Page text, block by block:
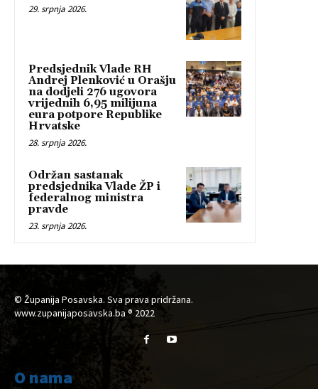
29. srpnja 2026.
Predsjednik Vlade RH
Andrej Plenković u Orašju
na dodjeli 276 ugovora
vrijednih 6,95 milijuna
eura potpore Republike
Hrvatske
28. srpnja 2026.
Održan sastanak
predsjednika Vlade ŽP i
federalnog ministra
pravde
23. srpnja 2026.
© Županija Posavska. Sva prava pridržana.
www.zupanijaposavska.ba ® 2022
O nama